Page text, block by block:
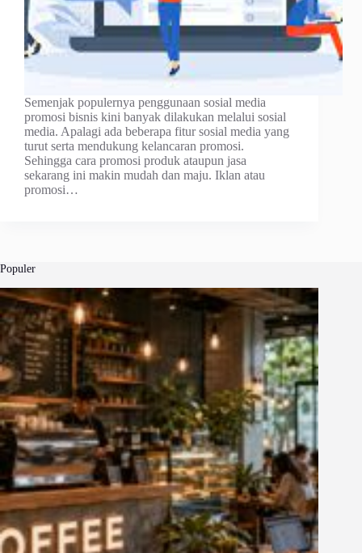
Semenjak populernya penggunaan sosial media
promosi bisnis kini banyak dilakukan melalui sosial
media. Apalagi ada beberapa fitur sosial media yang
turut serta mendukung kelancaran promosi.
Sehingga cara promosi produk ataupun jasa
sekarang ini makin mudah dan maju. Iklan atau
promosi…
Populer